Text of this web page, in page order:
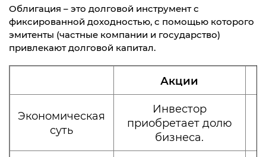
Облигация – это долговой инструмент с
фиксированной доходностью, с помощью которого
эмитенты (частные компании и государство)
привлекают долговой капитал.
Акции
Экономическая
суть
Инвестор
приобретает долю
бизнеса.